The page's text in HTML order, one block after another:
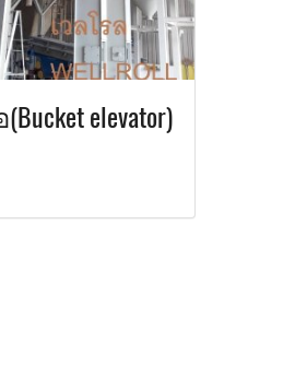
elevator)